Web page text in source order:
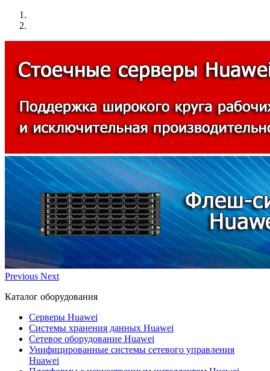
Previous Next
Каталог оборудования
Серверы Huawei
Системы хранения данных Huawei
Сетевое оборудование Huawei
Унифицированные системы сетевого управления
Huawei